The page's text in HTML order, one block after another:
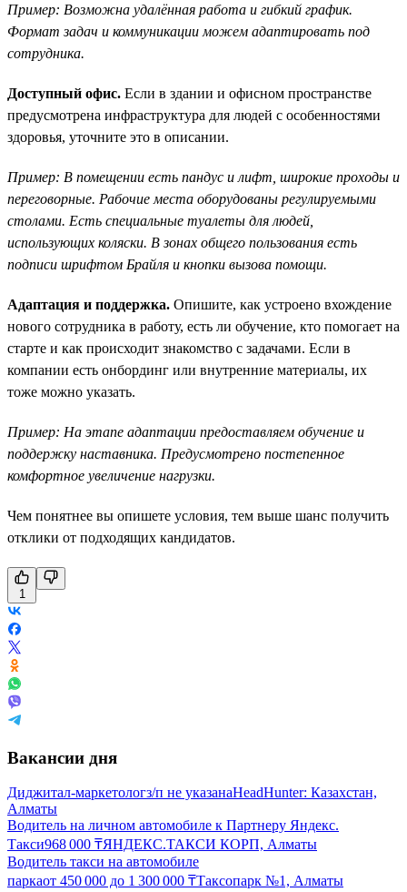
Пример: Возможна удалённая работа и гибкий график.
Формат задач и коммуникации можем адаптировать под
сотрудника.
Доступный офис. Если в здании и офисном пространстве
предусмотрена инфраструктура для людей с особенностями
здоровья, уточните это в описании.
Пример: В помещении есть пандус и лифт, широкие проходы и
переговорные. Рабочие места оборудованы регулируемыми
столами. Есть специальные туалеты для людей,
использующих коляски. В зонах общего пользования есть
подписи шрифтом Брайля и кнопки вызова помощи.
Адаптация и поддержка. Опишите, как устроено вхождение
нового сотрудника в работу, есть ли обучение, кто помогает на
старте и как происходит знакомство с задачами. Если в
компании есть онбординг или внутренние материалы, их
тоже можно указать.
Пример: На этапе адаптации предоставляем обучение и
поддержку наставника. Предусмотрено постепенное
комфортное увеличение нагрузки.
Чем понятнее вы опишете условия, тем выше шанс получить
отклики от подходящих кандидатов.
1
Вакансии дня
Диджитал-маркетологз/п не указанаHeadHunter: Казахстан,
Алматы
Водитель на личном автомобиле к Партнеру Яндекс.
Такси968 000 ₸ЯНДЕКС.ТАКСИ КОРП, Алматы
Водитель такси на автомобиле
паркаот 450 000 до 1 300 000 ₸Таксопарк №1, Алматы